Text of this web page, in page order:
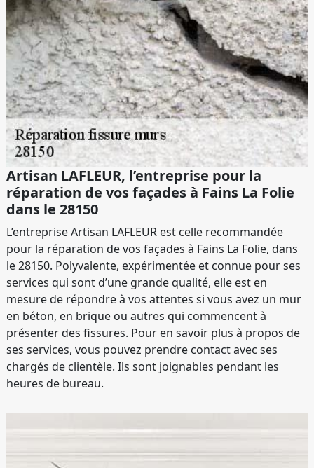
Artisan LAFLEUR, l’entreprise pour la
réparation de vos façades à Fains La Folie
dans le 28150
L’entreprise Artisan LAFLEUR est celle recommandée
pour la réparation de vos façades à Fains La Folie, dans
le 28150. Polyvalente, expérimentée et connue pour ses
services qui sont d’une grande qualité, elle est en
mesure de répondre à vos attentes si vous avez un mur
en béton, en brique ou autres qui commencent à
présenter des fissures. Pour en savoir plus à propos de
ses services, vous pouvez prendre contact avec ses
chargés de clientèle. Ils sont joignables pendant les
heures de bureau.